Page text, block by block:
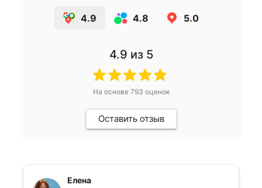
4.9 4.8 5.0
4.9 из 5
На основе 793 оценок
Оставить отзыв
Елена